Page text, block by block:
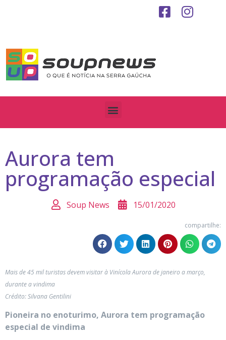
Aurora tem
programação especial
Soup News 15/01/2020
compartilhe:
Mais de 45 mil turistas devem visitar à Vinícola Aurora de janeiro a março,
durante a vindima
Crédito: Silvana Gentilini
Pioneira no enoturimo, Aurora tem programação
especial de vindima